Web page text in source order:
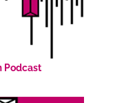
Podcast